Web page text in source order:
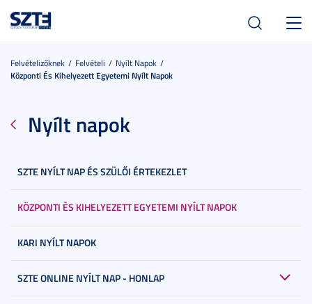
Felvételizőknek Felvételi
Nyílt Napok
Központi És Kihelyezett Egyetemi Nyílt Napok
Nyílt napok
SZTE NYÍLT NAP ÉS SZÜLŐI ÉRTEKEZLET
KÖZPONTI ÉS KIHELYEZETT EGYETEMI NYÍLT NAPOK
KARI NYÍLT NAPOK
SZTE ONLINE NYÍLT NAP - HONLAP